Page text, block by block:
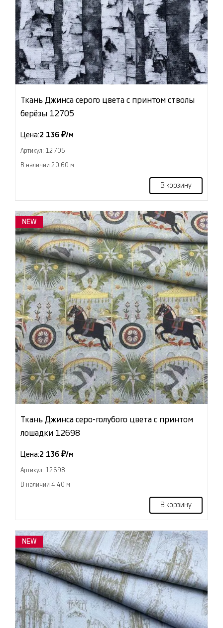
Ткань Джинса серого цвета с принтом стволы
берёзы 12705
Цена:2 136 ₽/м
Артикул: 12705
В наличии 20.60 м
В корзину
NEW
Ткань Джинса серо-голубого цвета с принтом
лошадки 12698
Цена:2 136 ₽/м
Артикул: 12698
В наличии 4.40 м
В корзину
NEW